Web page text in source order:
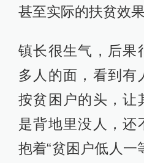
甚至实际的扶贫效
镇长很生气，后果
多人的面，看到有
按贫困户的头，让
是背地里没人，还
抱着“贫困户低人一